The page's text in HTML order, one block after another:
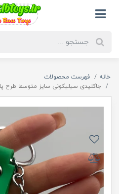
خانه
فهرست محصولات
جاکلیدی سیلیکونی سایز متوسط طرح